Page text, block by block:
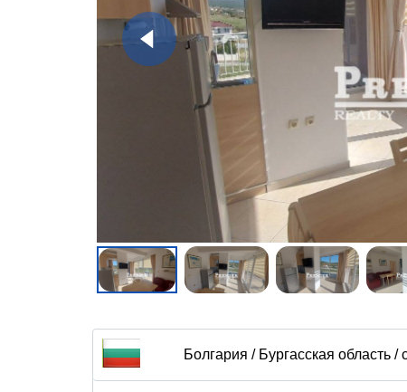
Болгария / Бургасская область /